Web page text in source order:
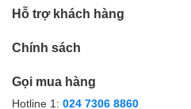
Hỗ trợ khách hàng
Chính sách
Gọi mua hàng
Hotline 1: 024 7306 8860